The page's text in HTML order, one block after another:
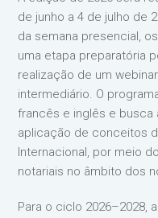
de junho a 4 de julho de
da semana presencial,
uma etapa preparatória
realização de um
intermediário. O
francês e inglês e busca
aplicação de conceitos
Internacional, por meio
notariais no âmbito dos
Para o ciclo 2026–2028,